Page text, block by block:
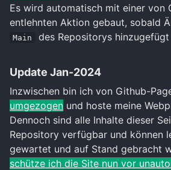
Es wird automatisch mit einer von
entlehnten Aktion gebaut, sobald
Main des Repositorys
Update Jan-2024
Inzwischen bin ich von Github-
umgezogen und hoste meine
Dennoch sind alle Inhalte dieser
Repository verfügbar und können
gewartet und auf Stand gebracht
schütze ich die Site nun vor